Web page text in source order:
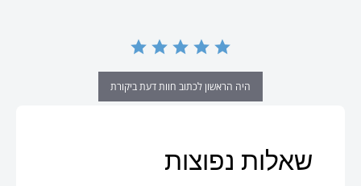
היה הראשון לכתוב חוות דעת ביקורת
שאלות נפוצות